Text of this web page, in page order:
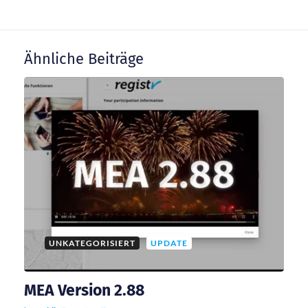
g
s
n
g
Ähnliche Beiträge
UNKATEGORISIERT UPDATE
MEA Version 2.88